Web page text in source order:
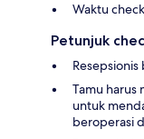
Waktu
Petunjuk
Tamu
untuk
beroperasi